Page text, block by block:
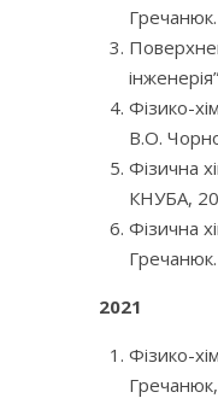
Фізико-
В.О.
Фізична
КНУБА,
Фізична
2021
Фізико-